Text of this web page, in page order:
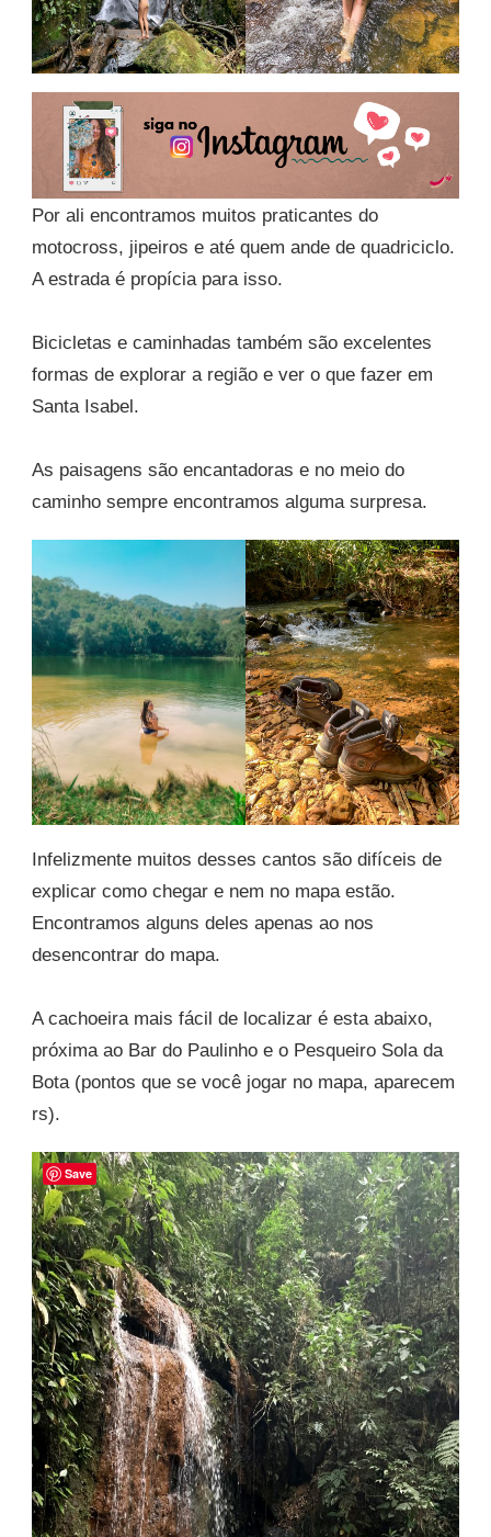
Por ali encontramos muitos praticantes do
motocross, jipeiros e até quem ande de quadriciclo.
A estrada é propícia para isso.
Bicicletas e caminhadas também são excelentes
formas de explorar a região e ver o que fazer em
Santa Isabel.
As paisagens são encantadoras e no meio do
caminho sempre encontramos alguma surpresa.
Infelizmente muitos desses cantos são difíceis de
explicar como chegar e nem no mapa estão.
Encontramos alguns deles apenas ao nos
desencontrar do mapa.
A cachoeira mais fácil de localizar é esta abaixo,
próxima ao Bar do Paulinho e o Pesqueiro Sola da
Bota (pontos que se você jogar no mapa, aparecem
rs).
Save